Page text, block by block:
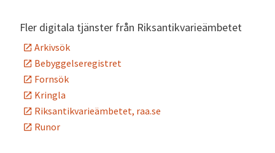
Fler digitala tjänster från Riksantikvarieämbetet
Arkivsök
Bebyggelseregistret
Fornsök
Kringla
Riksantikvarieämbetet, raa.se
Runor